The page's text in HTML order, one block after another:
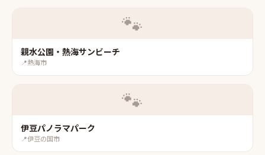
🐾
親水公園・熱海サンビーチ
📍熱海市
🐾
伊豆パノラマパーク
📍伊豆の国市